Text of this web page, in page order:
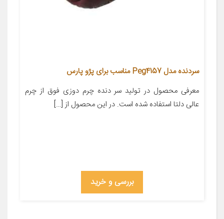
سردنده مدل Peg4157 مناسب برای پژو پارس
معرفی محصول در تولید سر دنده چرم دوزی فوق از چرم
عالی دلتا استفاده شده است. در این محصول از […]
بررسی و خرید